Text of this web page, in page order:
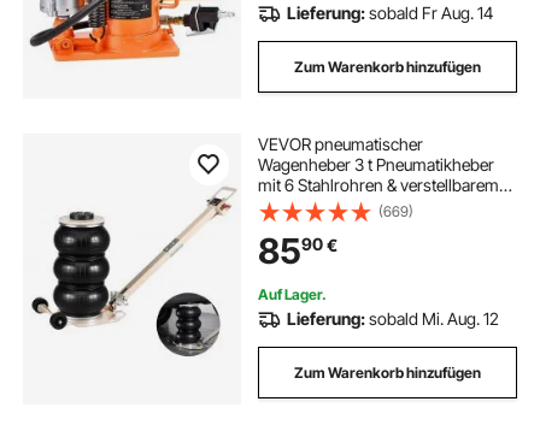
Lieferung:sobald Fr Aug. 14
Zum Warenkorb hinzufügen
VEVOR pneumatischer
Wagenheber 3 t Pneumatikheber
mit 6 Stahlrohren & verstellbarem
Griff, 140–450 mm Hubhöhe,
schnelles Anheben,
Druckluftwagenheber Luftheber für
Pkw SUVs Pickups
(669)
8590€
Auf Lager.
Lieferung:sobald Mi. Aug. 12
Zum Warenkorb hinzufügen